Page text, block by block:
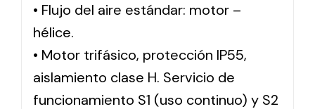
• Flujo del aire estándar: motor –
hélice.
• Motor trifásico, protección IP55,
aislamiento clase H. Servicio de
funcionamiento S1 (uso continuo) y S2